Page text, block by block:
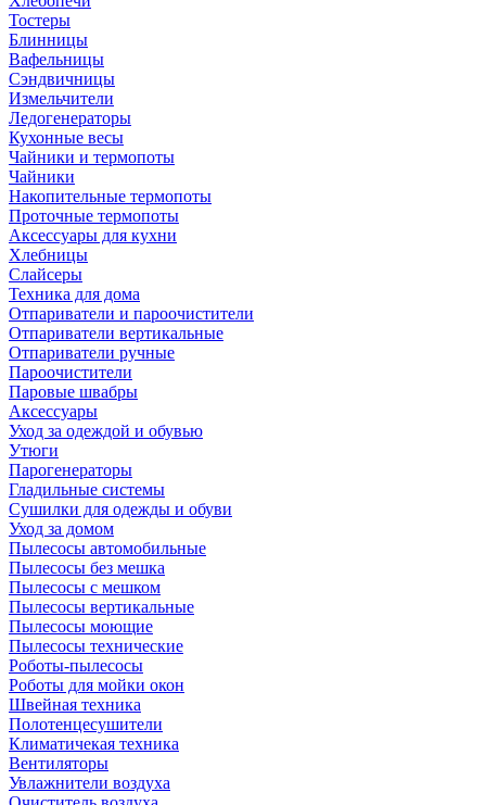
Тостеры
Блинницы
Вафельницы
Сэндвичницы
Измельчители
Ледогенераторы
Кухонные весы
Чайники и термопоты
Чайники
Накопительные термопоты
Проточные термопоты
Аксессуары для кухни
Хлебницы
Слайсеры
Техника для дома
Отпариватели и пароочистители
Отпариватели вертикальные
Отпариватели ручные
Пароочистители
Паровые швабры
Аксессуары
Уход за одеждой и обувью
Утюги
Парогенераторы
Гладильные системы
Сушилки для одежды и обуви
Уход за домом
Пылесосы автомобильные
Пылесосы без мешка
Пылесосы с мешком
Пылесосы вертикальные
Пылесосы моющие
Пылесосы технические
Роботы-пылесосы
Роботы для мойки окон
Швейная техника
Полотенцесушители
Климатичекая техника
Вентиляторы
Увлажнители воздуха